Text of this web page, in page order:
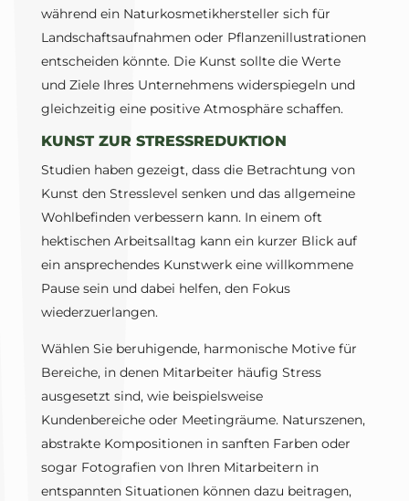
während ein Naturkosmetikhersteller sich für
Landschaftsaufnahmen oder Pflanzenillustrationen
entscheiden könnte. Die Kunst sollte die Werte
und Ziele Ihres Unternehmens widerspiegeln und
gleichzeitig eine positive Atmosphäre schaffen.
KUNST ZUR STRESSREDUKTION
Studien haben gezeigt, dass die Betrachtung von
Kunst den Stresslevel senken und das allgemeine
Wohlbefinden verbessern kann. In einem oft
hektischen Arbeitsalltag kann ein kurzer Blick auf
ein ansprechendes Kunstwerk eine willkommene
Pause sein und dabei helfen, den Fokus
wiederzuerlangen.
Wählen Sie beruhigende, harmonische Motive für
Bereiche, in denen Mitarbeiter häufig Stress
ausgesetzt sind, wie beispielsweise
Kundenbereiche oder Meetingräume. Naturszenen,
abstrakte Kompositionen in sanften Farben oder
sogar Fotografien von Ihren Mitarbeitern in
entspannten Situationen können dazu beitragen,